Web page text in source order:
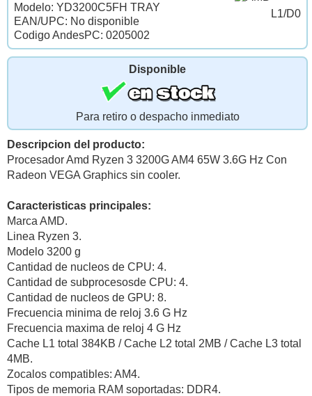
L1/D0
Modelo: YD3200C5FH TRAY
EAN/UPC: No disponible
Codigo AndesPC: 0205002
Disponible
Para retiro o despacho inmediato
Descripcion del producto:
Procesador Amd Ryzen 3 3200G AM4 65W 3.6G Hz Con
Radeon VEGA Graphics sin cooler.
Caracteristicas principales:
Marca AMD.
Linea Ryzen 3.
Modelo 3200 g
Cantidad de nucleos de CPU: 4.
Cantidad de subprocesosde CPU: 4.
Cantidad de nucleos de GPU: 8.
Frecuencia minima de reloj 3.6 G Hz
Frecuencia maxima de reloj 4 G Hz
Cache L1 total 384KB / Cache L2 total 2MB / Cache L3 total
4MB.
Zocalos compatibles: AM4.
Tipos de memoria RAM soportadas: DDR4.